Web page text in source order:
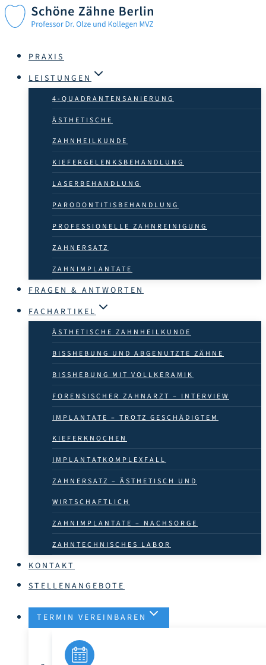
Zum
springenPRAXIS
LEISTUNGEN
4-QUADRANTEN­SANIERUNG
ÄSTHETISCHE
ZAHN­HEILKUNDE
KIEFERGELENKSBEHANDLUNG
LASER­BEHANDLUNG
PARODONTITISBEHANDLUNG
PROFESSIONELLE ZAHN­­REINIGUNG
ZAHNERSATZ
ZAHN­IMPLANTATE
FRAGEN & ANTWORTEN
FACHARTIKEL
ÄSTHETISCHE ZAHNHEILKUNDE
BISSHEBUNG UND ABGENUTZTE ZÄHNE
BISSHEBUNG MIT VOLLKERAMIK
FORENSISCHER ZAHNARZT – INTERVIEW
IMPLANTATE – TROTZ GESCHÄDIGTEM
KIEFERKNOCHEN
IMPLANTATKOMPLEXFALL
ZAHNERSATZ – ÄSTHETISCH UND
WIRTSCHAFTLICH
ZAHNIMPLANTATE – NACHSORGE
ZAHNTECHNISCHES LABOR
KONTAKT
STELLENANGEBOTE
TERMIN VEREINBAREN